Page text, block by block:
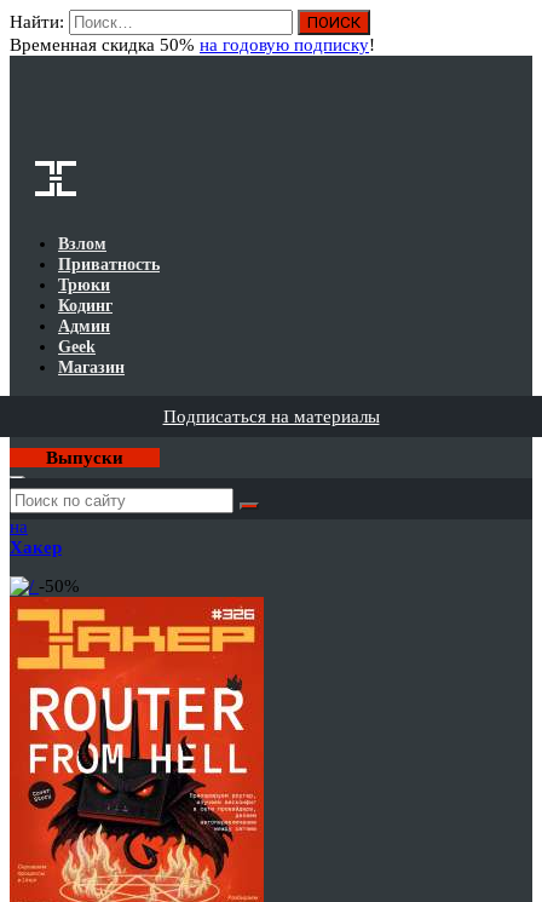
Найти:
Временная скидка 50% на годовую подписку!
Взлом
Приватность
Трюки
Кодинг
Админ
Geek
Магазин
Подписаться на материалы
Выпуски
Годовая
подписка
на
Хакер
-50%